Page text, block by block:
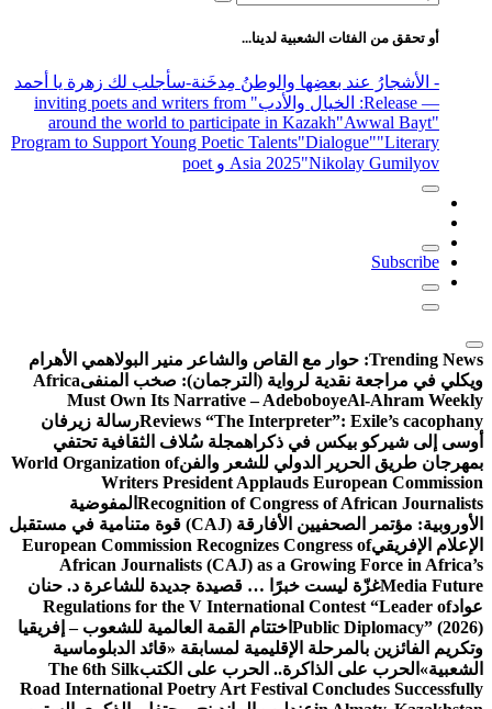
أو تحقق من الفئات الشعبية لدينا...
- الأشجارُ عند بعضِها والوطنُ مِدخَنة-سأجلب لك زهرة يا أحمد
— Release
: الخيال والأدب
" inviting poets and writers from
around the world to participate in Kazakh"Awwal Bayt"
Program to Support Young Poetic Talents"Dialogue""Literary
Asia 2025"Nikolay Gumilyov و poet
Subscribe
Trending News: حوار مع القاص والشاعر منير البولاهمي الأهرام
ويكلي في مراجعة نقدية لرواية (الترجمان): صخب المنفىAfrica
Must Own Its Narrative – AdeboboyeAl-Ahram Weekly
Reviews “The Interpreter”: Exile’s cacophanyرسالة زيرفان
أوسى إلى شيركو بيكس في ذكراهمجلة سُلاف الثقافية تحتفي
بمهرجان طريق الحرير الدولي للشعر والفنWorld Organization of
Writers President Applauds European Commission
Recognition of Congress of African Journalists المفوضية
الأوروبية: مؤتمر الصحفيين الأفارقة (CAJ) قوة متنامية في مستقبل
الإعلام الإفريقيEuropean Commission Recognizes Congress of
African Journalists (CAJ) as a Growing Force in Africa’s
Media Futureغزّة ليست خبرًا … قصيدة جديدة للشاعرة د. حنان
عوادRegulations for the V International Contest “Leader of
Public Diplomacy” (2026) اختتام القمة العالمية للشعوب – إفريقيا
وتكريم الفائزين بالمرحلة الإقليمية لمسابقة «قائد الدبلوماسية
الشعبية» الحرب على الذاكرة.. الحرب على الكتبThe 6th Silk
Road International Poetry Art Festival Concludes Successfully